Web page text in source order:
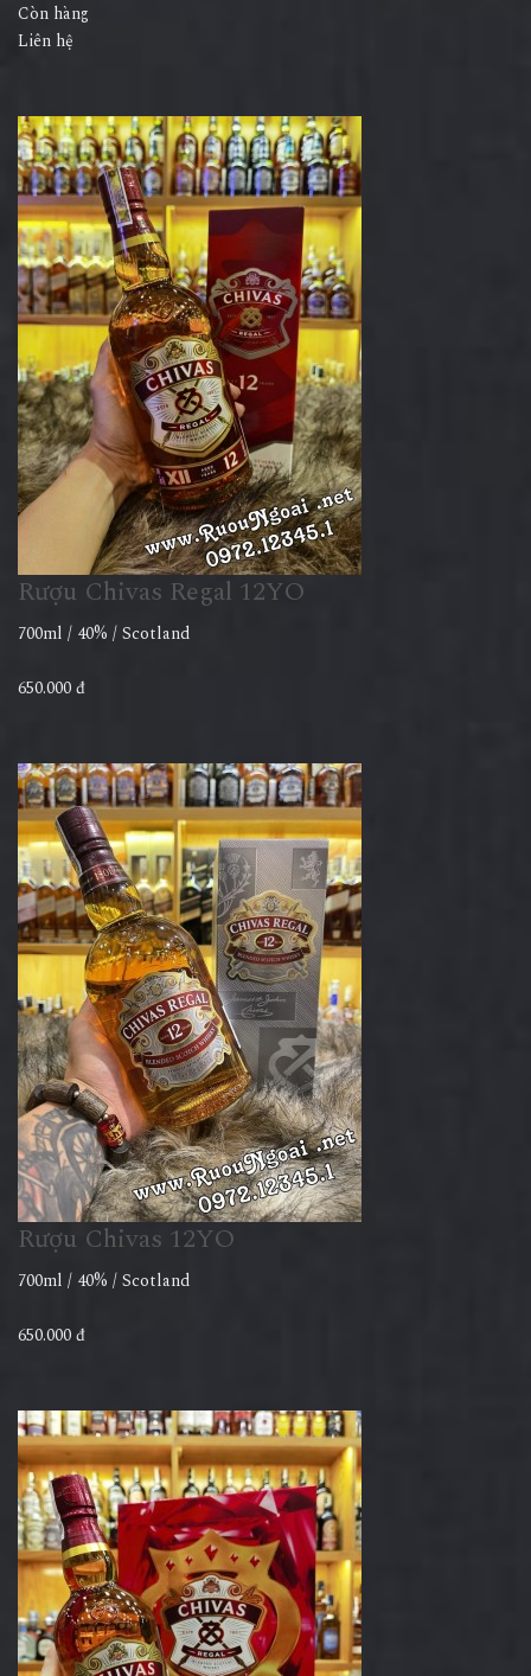
Còn hàng
Liên hệ
Rượu Chivas Regal 12YO
700ml / 40% / Scotland
650.000 đ
Rượu Chivas 12YO
700ml / 40% / Scotland
650.000 đ